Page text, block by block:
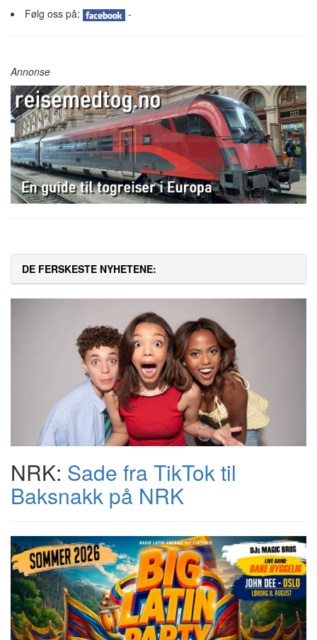
Følg oss på:
-
Annonse
DE FERSKESTE NYHETENE:
NRK: Sade fra TikTok til
Baksnakk på NRK